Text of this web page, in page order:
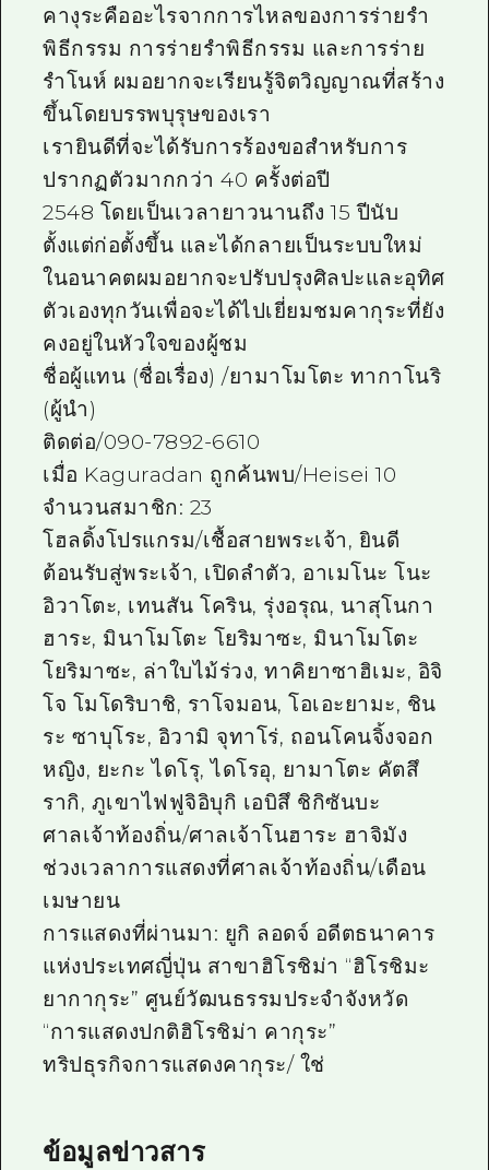
คางุระคืออะไรจากการไหลของการร่ายรำ
พิธีกรรม การร่ายรำพิธีกรรม และการร่าย
รำโนห์ ผมอยากจะเรียนรู้จิตวิญญาณที่สร้าง
ขึ้นโดยบรรพบุรุษของเรา
เรายินดีที่จะได้รับการร้องขอสำหรับการ
ปรากฏตัวมากกว่า 40 ครั้งต่อปี
2548 โดยเป็นเวลายาวนานถึง 15 ปีนับ
ตั้งแต่ก่อตั้งขึ้น และได้กลายเป็นระบบใหม่
ในอนาคตผมอยากจะปรับปรุงศิลปะและอุทิศ
ตัวเองทุกวันเพื่อจะได้ไปเยี่ยมชมคากุระที่ยัง
คงอยู่ในหัวใจของผู้ชม
ชื่อผู้แทน (ชื่อเรื่อง) /ยามาโมโตะ ทากาโนริ
(ผู้นำ)
ติดต่อ/090-7892-6610
เมื่อ Kaguradan ถูกค้นพบ/Heisei 10
จำนวนสมาชิก: 23
โฮลดิ้งโปรแกรม/เชื้อสายพระเจ้า, ยินดี
ต้อนรับสู่พระเจ้า, เปิดลำตัว, อาเมโนะ โนะ
อิวาโตะ, เทนสัน โคริน, รุ่งอรุณ, นาสุโนกา
ฮาระ, มินาโมโตะ โยริมาซะ, มินาโมโตะ
โยริมาซะ, ล่าใบไม้ร่วง, ทาคิยาซาฮิเมะ, อิจิ
โจ โมโดริบาชิ, ราโจมอน, โอเอะยามะ, ชิน
ระ ซาบุโระ, อิวามิ จุทาโร่, ถอนโคนจิ้งจอก
หญิง, ยะกะ ไดโรุ, ไดโรอุ, ยามาโตะ คัตสึ
รากิ, ภูเขาไฟฟูจิอิบุกิ เอบิสึ ชิกิซันบะ
ศาลเจ้าท้องถิ่น/ศาลเจ้าโนฮาระ ฮาจิมัง
ช่วงเวลาการแสดงที่ศาลเจ้าท้องถิ่น/เดือน
เมษายน
การแสดงที่ผ่านมา: ยูกิ ลอดจ์ อดีตธนาคาร
แห่งประเทศญี่ปุ่น สาขาฮิโรชิม่า “ฮิโรชิมะ
ยากากุระ” ศูนย์วัฒนธรรมประจำจังหวัด
“การแสดงปกติฮิโรชิม่า คากุระ”
ทริปธุรกิจการแสดงคากุระ/ ใช่
ข้อมูลข่าวสาร